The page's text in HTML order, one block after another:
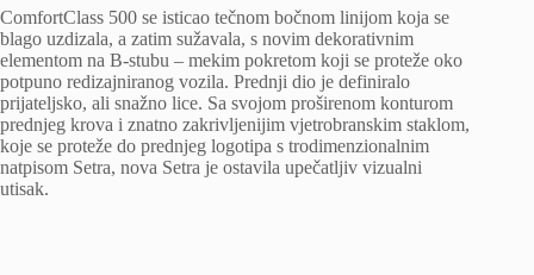
ComfortClass 500 se isticao tečnom bočnom linijom koja se
blago uzdizala, a zatim sužavala, s novim dekorativnim
elementom na B-stubu – mekim pokretom koji se proteže oko
potpuno redizajniranog vozila. Prednji dio je definiralo
prijateljsko, ali snažno lice. Sa svojom proširenom konturom
prednjeg krova i znatno zakrivljenijim vjetrobranskim staklom,
koje se proteže do prednjeg logotipa s trodimenzionalnim
natpisom Setra, nova Setra je ostavila upečatljiv vizualni
utisak.